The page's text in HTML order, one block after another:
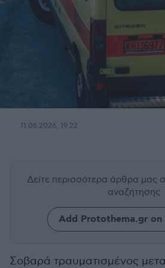
11.06.2026, 19:22
Δείτε περισσότερα άρθρα μας
αναζήτησης
Add Protothema.gr on
Σοβαρά τραυματισμένος